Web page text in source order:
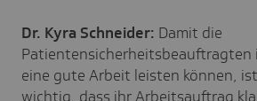
Dr. Kyra Schneider: Damit die
Patientensicherheitsbeauftragten
eine gute Arbeit leisten können,
wichtig, dass ihr Arbeitsauftrag